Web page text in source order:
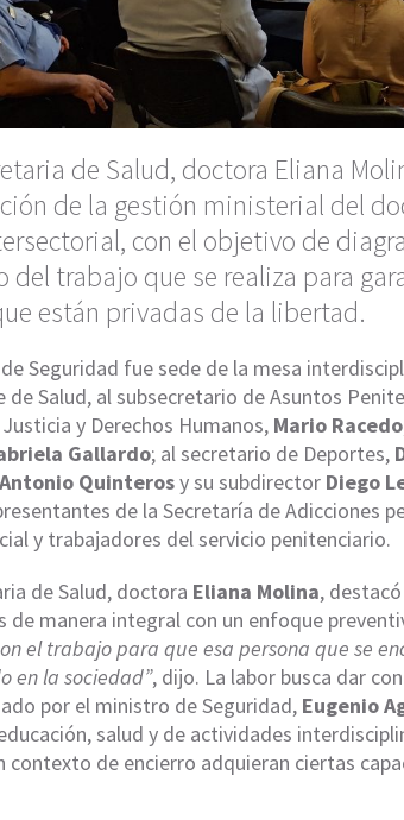
de Salud, doctora Eliana
de la gestión ministerial del
con el objetivo de
del trabajo que se realiza para
están privadas de la libertad.
Seguridad fue sede de la mesa
de Salud, al subsecretario de Asuntos
y Derechos Humanos, Mario Racedo
Gallardo; al secretario de Deportes,
Antonio Quinterosy su subdirector Diego
de la Secretaría de Adicciones
y trabajadores del servicio penitenciario.
de Salud, doctora Eliana Molina,
de manera integral con un enfoque
el trabajo para que esa persona que se
en la sociedad”, dijo. La labor busca dar
por el ministro de Seguridad, Eugenio
salud y de actividades
contexto de encierro adquieran ciertas